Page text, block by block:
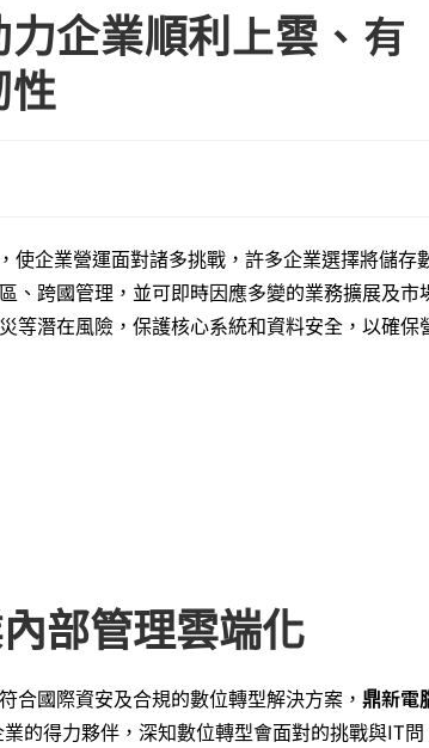
企業順利上雲、有
性
使企業營運面對諸多挑戰，許多企業選擇將儲存
、跨國管理，並可即時因應多變的業務擴展及市
等潛在風險，保護核心系統和資料安全，以確保
部管理雲端化
合國際資安及合規的數位轉型解決方案， 鼎新電
的得力夥伴，深知數位轉型會面對的挑戰與IT問